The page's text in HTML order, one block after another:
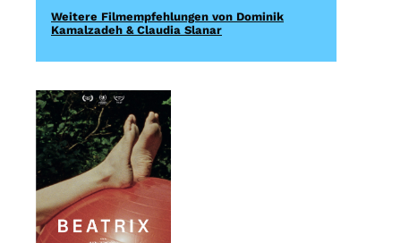
Weitere Filmempfehlungen von Dominik
Kamalzadeh & Claudia Slanar